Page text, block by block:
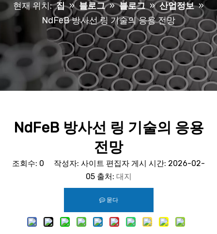
현재 위치: 집 » 블로그 » 블로그 » 산업정보 »
NdFeB 방사선 링 기술의 응용 전망
NdFeB 방사선 링 기술의 응용
전망
조회수: 0 작성자: 사이트 편집자 게시 시간: 2026-02-
05 출처: 대지
묻다